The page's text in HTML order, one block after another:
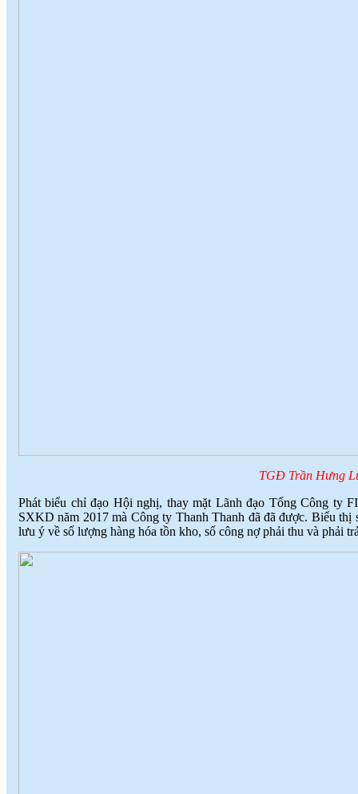
TGĐ Trần Hưng
Phát biểu chỉ đạo Hội nghị, thay mặt Lãnh đạo Tổng Công ty
SXKD năm 2017 mà Công ty Thanh Thanh đã đã được. Biểu
lưu ý về số lượng hàng hóa tồn kho, số công nợ phải thu và phải